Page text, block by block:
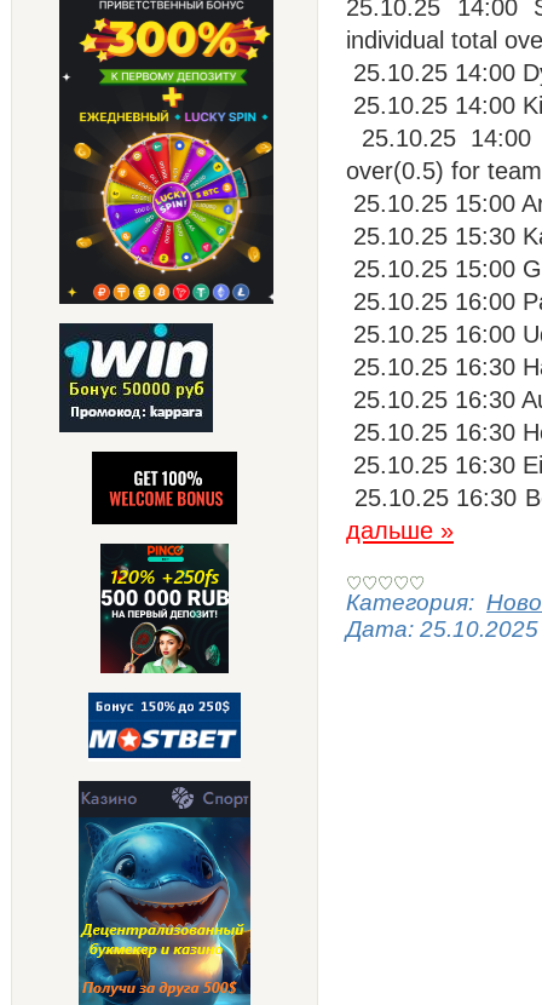
25.10.25 14:00
individual total
25.10.25 14:00
25.10.25 14:00
25.10.25
over(0.5) for
25.10.25 15:00
25.10.25 15:30
25.10.25 15:00
25.10.25 16:00
25.10.25 16:00
25.10.25 16:30
25.10.25 16:30
25.10.25 16:30
25.10.25 16:30
25.10.25 16:30
дальше »
Категория:
Дата: 25.10.2025